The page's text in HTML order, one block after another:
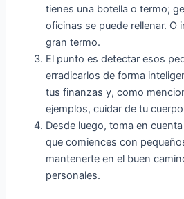
tienes una botella o termo;
oficinas se puede rellenar. O
gran termo.
El punto es detectar esos
erradicarlos de forma
tus finanzas y, como
ejemplos, cuidar de tu
Desde luego, toma en
que comiences con
mantenerte en el buen
personales.